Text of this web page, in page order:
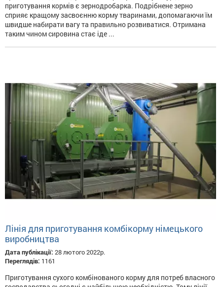
приготування кормів є зернодробарка. Подрібнене зерно
сприяє кращому засвоєнню корму тваринами, допомагаючи їм
швидше набирати вагу та правильно розвиватися. Отримана
таким чином сировина стає іде ...
Лінія для приготування комбікорму німецького
виробництва
Дата публікації: 28 лютого 2022р.
Переглядів: 1161
Приготування сухого комбінованого корму для потреб власного